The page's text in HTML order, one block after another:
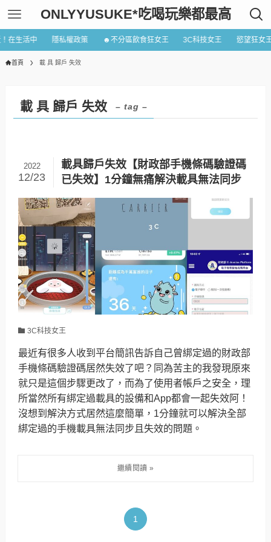
ONLYYUSUKE*吃喝玩樂都最高
在生活中 隱私權政策 ☻不分區飲食狂女王 3C科技女王 慾望狂女
首頁 載 具 歸戶 失效
載 具 歸戶 失效 – tag –
載具歸戶失效【財政部手機條碼驗證碼
已失效】1分鐘無痛解決載具無法同步
2022
12/23
3C科技女王
最近有很多人收到平台簡訊告訴自己曾綁定過的財政部
手機條碼驗證碼居然失效了吧？同為苦主的我發現原來
就只是這個步驟更改了，而為了使用者帳戶之安全，理
所當然所有綁定過載具的設備和App都會一起失效阿！
沒想到解決方式居然這麼簡單，1分鐘就可以解決全部
綁定過的手機載具無法同步且失效的問題。
1